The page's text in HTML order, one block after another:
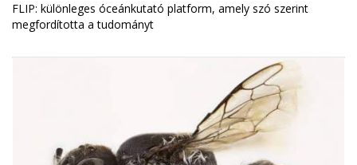
FLIP: különleges óceánkutató platform, amely szó szerint
megfordította a tudományt